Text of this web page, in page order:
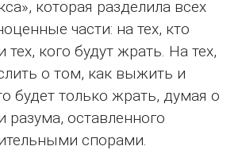
которая разделила всех
части: на тех, кто
тех, кого будут жрать. На тех,
о том, как выжить и
будет только жрать, думая о
разума, оставленного
спорами.